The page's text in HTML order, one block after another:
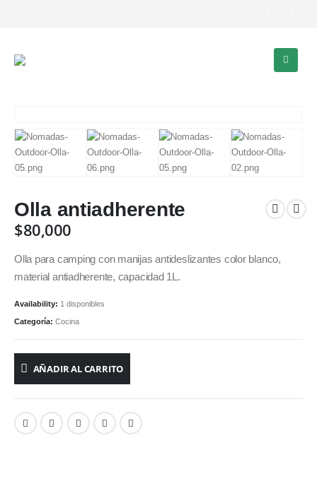
Olla antiadherente
$80,000
Olla para camping con manijas antideslizantes color blanco,
material antiadherente, capacidad 1L.
Availability: 1 disponibles
Categoría: Cocina
AÑADIR AL CARRITO